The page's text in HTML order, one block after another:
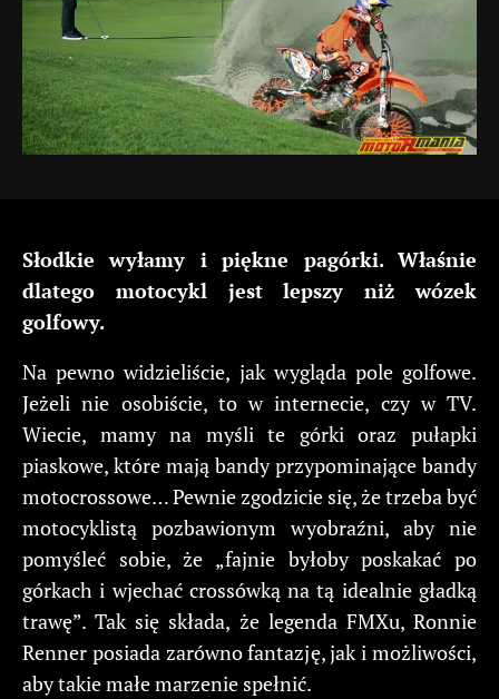
Słodkie wyłamy i piękne pagórki. Właśnie
dlatego motocykl jest lepszy niż wózek
golfowy.
Na pewno widzieliście, jak wygląda pole golfowe.
Jeżeli nie osobiście, to w internecie, czy w TV.
Wiecie, mamy na myśli te górki oraz pułapki
piaskowe, które mają bandy przypominające bandy
motocrossowe… Pewnie zgodzicie się, że trzeba być
motocyklistą pozbawionym wyobraźni, aby nie
pomyśleć sobie, że „fajnie byłoby poskakać po
górkach i wjechać crossówką na tą idealnie gładką
trawę”. Tak się składa, że legenda FMXu, Ronnie
Renner posiada zarówno fantazję, jak i możliwości,
aby takie małe marzenie spełnić.